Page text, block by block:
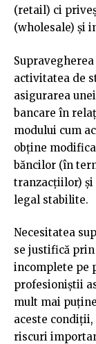
(retail) ci
(wholesale) și
activitatea de
asigurarea
bancare în
modului cum
obține
băncilor (în
tranzacțiilor)
legal stabilite.
Necesitatea
se justifică
incomplete pe
profesioniștii
mult mai
aceste
riscuri